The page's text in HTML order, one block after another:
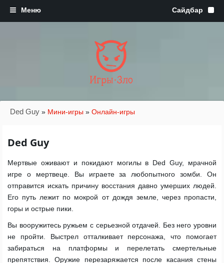
Игры·Зло
Ded Guy » Мини-игры » Онлайн-игры
Ded Guy
Мертвые оживают и покидают могилы в Ded Guy, мрачной
игре о мертвеце. Вы играете за любопытного зомби. Он
отправится искать причину восстания давно умерших людей.
Его путь лежит по мокрой от дождя земле, через пропасти,
горы и острые пики.
Вы вооружитесь ружьем с серьезной отдачей. Без него уровни
не пройти. Выстрел отталкивает персонажа, что помогает
забираться на платформы и перелетать смертельные
препятствия. Оружие перезаряжается после касания стены